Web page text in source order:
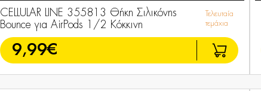
CELLULAR LINE 355813 Θήκη Σιλικόνης
Bounce για AirPods 1/2 Κόκκινη
Τελευταία
τεμάχια
9,99€